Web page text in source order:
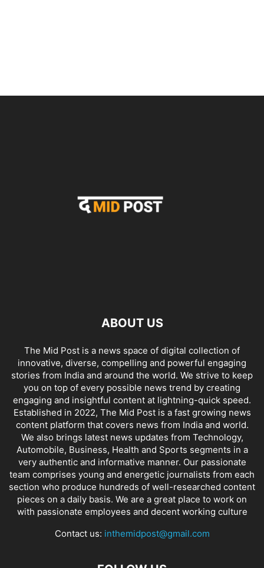
ABOUT US
The Mid Post is a news space of digital collection of
innovative, diverse, compelling and powerful engaging
stories from India and around the world. We strive to keep
you on top of every possible news trend by creating
engaging and insightful content at lightning-quick speed.
Established in 2022, The Mid Post is a fast growing news
content platform that covers news from India and world.
We also brings latest news updates from Technology,
Automobile, Business, Health and Sports segments in a
very authentic and informative manner. Our passionate
team comprises young and energetic journalists from each
section who produce hundreds of well-researched content
pieces on a daily basis. We are a great place to work on
with passionate employees and decent working culture
Contact us: inthemidpost@gmail.com